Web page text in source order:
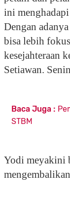
ini
Dengan
bisa lebih
kesejahteraan
Setiawan.
Baca Juga :
STBM
Yodi meyakini